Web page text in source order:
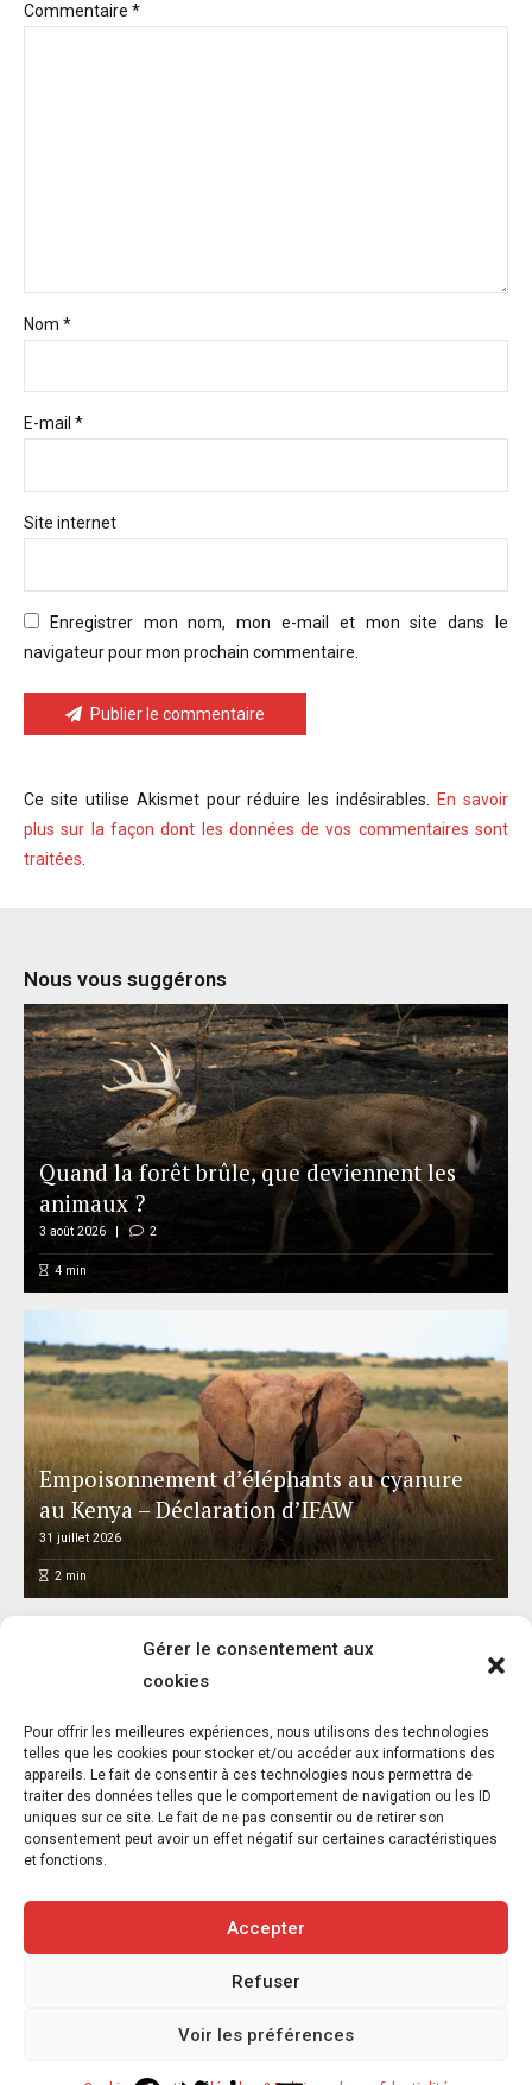
Gérer le consentement aux
cookies
Pour offrir les meilleures expériences, nous utilisons des technologies
telles que les cookies pour stocker et/ou accéder aux informations des
appareils. Le fait de consentir à ces technologies nous permettra de
traiter des données telles que le comportement de navigation ou les ID
uniques sur ce site. Le fait de ne pas consentir ou de retirer son
consentement peut avoir un effet négatif sur certaines caractéristiques
et fonctions.
Accepter
Refuser
Voir les préférences
Commentaire *
Nom *
E-mail *
Site internet
Enregistrer mon nom, mon e-mail et mon site dans le
navigateur pour mon prochain commentaire.
Publier le commentaire
Ce site utilise Akismet pour réduire les indésirables. En savoir
plus sur la façon dont les données de vos commentaires sont
traitées.
Nous vous suggérons
Quand la forêt brûle, que deviennent les
animaux ?
3 août 2026 2
4min
Empoisonnement d’éléphants au cyanure
au Kenya – Déclaration d’IFAW
31 juillet 2026
2min
Incendies en France : la faune sauvage,
victime invisible d’une saison des feux
exceptionnelle
30 juillet 2026